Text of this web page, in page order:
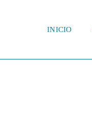
INICIO